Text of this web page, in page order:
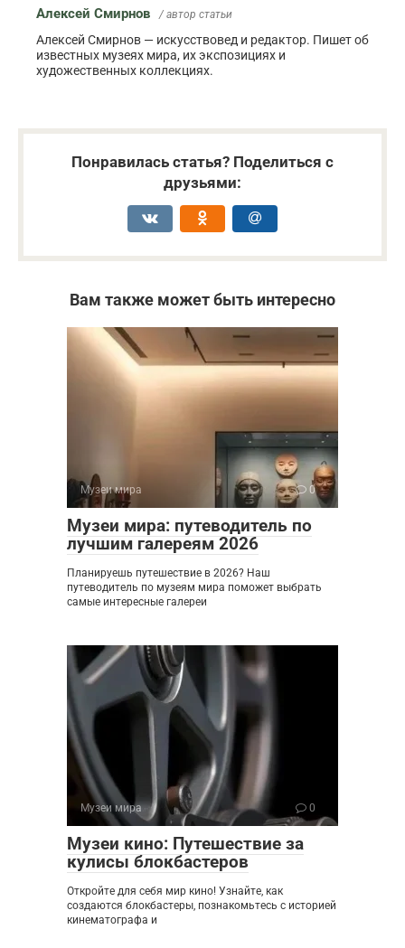
Алексей Смирнов / автор статьи
Алексей Смирнов — искусствовед и редактор. Пишет об
известных музеях мира, их экспозициях и
художественных коллекциях.
Понравилась статья? Поделиться с
друзьями:
Вам также может быть интересно
Музеи мира 0
Музеи мира: путеводитель по
лучшим галереям 2026
Планируешь путешествие в 2026? Наш
путеводитель по музеям мира поможет выбрать
самые интересные галереи
Музеи мира 0
Музеи кино: Путешествие за
кулисы блокбастеров
Откройте для себя мир кино! Узнайте, как
создаются блокбастеры, познакомьтесь с историей
кинематографа и